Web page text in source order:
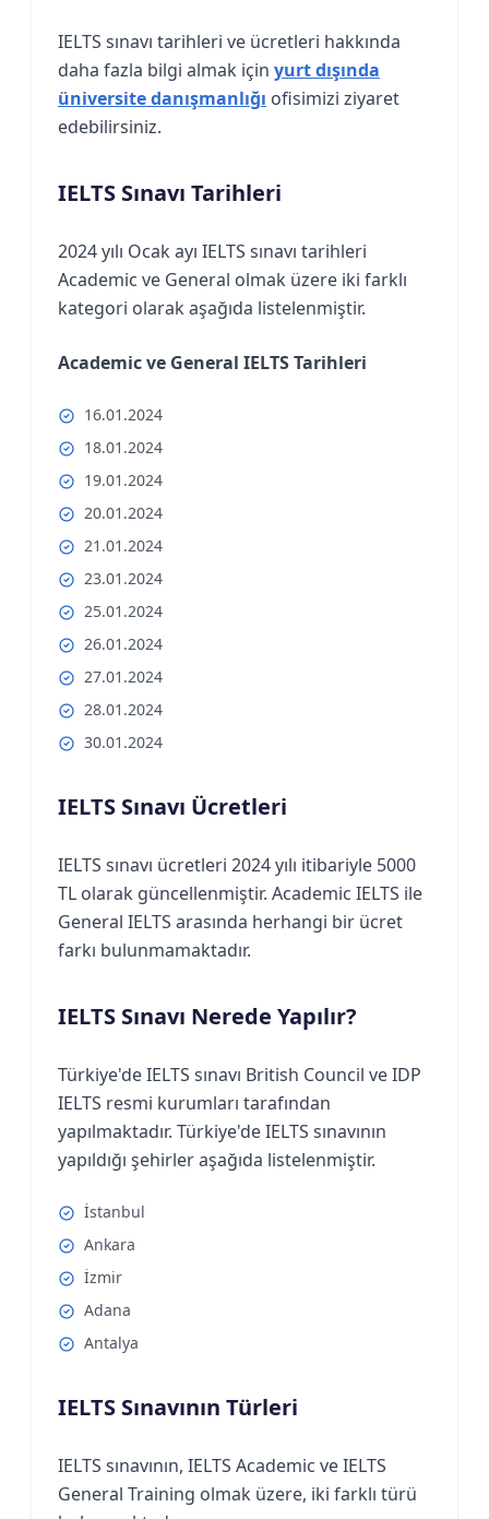
IELTS sınavı tarihleri ve ücretleri hakkında
daha fazla bilgi almak için yurt dışında
üniversite danışmanlığı ofisimizi ziyaret
edebilirsiniz.
IELTS Sınavı Tarihleri
2024 yılı Ocak ayı IELTS sınavı tarihleri
Academic ve General olmak üzere iki farklı
kategori olarak aşağıda listelenmiştir.
Academic ve General IELTS Tarihleri
16.01.2024
18.01.2024
19.01.2024
20.01.2024
21.01.2024
23.01.2024
25.01.2024
26.01.2024
27.01.2024
28.01.2024
30.01.2024
IELTS Sınavı Ücretleri
IELTS sınavı ücretleri 2024 yılı itibariyle 5000
TL olarak güncellenmiştir. Academic IELTS ile
General IELTS arasında herhangi bir ücret
farkı bulunmamaktadır.
IELTS Sınavı Nerede Yapılır?
Türkiye'de IELTS sınavı British Council ve IDP
IELTS resmi kurumları tarafından
yapılmaktadır. Türkiye'de IELTS sınavının
yapıldığı şehirler aşağıda listelenmiştir.
İstanbul
Ankara
İzmir
Adana
Antalya
IELTS Sınavının Türleri
IELTS sınavının, IELTS Academic ve IELTS
General Training olmak üzere, iki farklı türü